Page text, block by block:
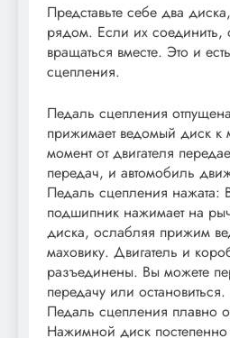
Представьте себе два
рядом. Если их соединить,
вращаться вместе. Это и
сцепления.
Педаль сцепления
прижимает ведомый диск к
момент от двигателя
передач, и автомобиль
Педаль сцепления
подшипник нажимает на
диска, ослабляя прижим
маховику. Двигатель и
разъединены. Вы можете
передачу или остановиться.
Педаль сцепления плавно
Нажимной диск